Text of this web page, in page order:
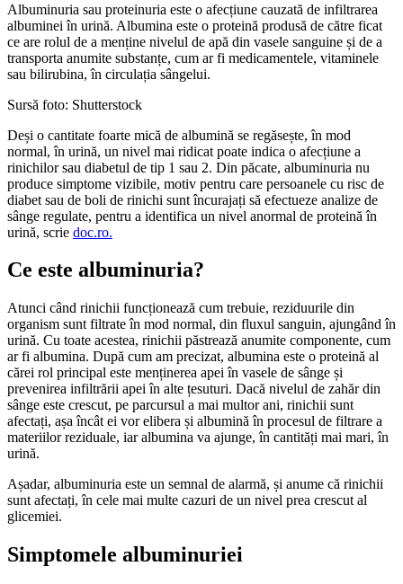
Albuminuria sau proteinuria este o afecțiune cauzată de infiltrarea
albuminei în urină. Albumina este o proteină produsă de către ficat
ce are rolul de a menține nivelul de apă din vasele sanguine și de a
transporta anumite substanțe, cum ar fi medicamentele, vitaminele
sau bilirubina, în circulația sângelui.
Sursă foto: Shutterstock
Deși o cantitate foarte mică de albumină se regăsește, în mod
normal, în urină, un nivel mai ridicat poate indica o afecțiune a
rinichilor sau diabetul de tip 1 sau 2. Din păcate, albuminuria nu
produce simptome vizibile, motiv pentru care persoanele cu risc de
diabet sau de boli de rinichi sunt încurajați să efectueze analize de
sânge regulate, pentru a identifica un nivel anormal de proteină în
urină, scrie doc.ro.
Ce este albuminuria?
Atunci când rinichii funcționează cum trebuie, reziduurile din
organism sunt filtrate în mod normal, din fluxul sanguin, ajungând în
urină. Cu toate acestea, rinichii păstrează anumite componente, cum
ar fi albumina. După cum am precizat, albumina este o proteină al
cărei rol principal este menținerea apei în vasele de sânge și
prevenirea infiltrării apei în alte țesuturi. Dacă nivelul de zahăr din
sânge este crescut, pe parcursul a mai multor ani, rinichii sunt
afectați, așa încât ei vor elibera și albumină în procesul de filtrare a
materiilor reziduale, iar albumina va ajunge, în cantități mai mari, în
urină.
Așadar, albuminuria este un semnal de alarmă, și anume că rinichii
sunt afectați, în cele mai multe cazuri de un nivel prea crescut al
glicemiei.
Simptomele albuminuriei